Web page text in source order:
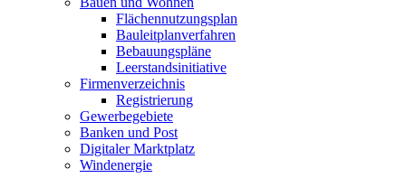
Flächennutzungsplan
Bauleitplanverfahren
Bebauungspläne
Leerstandsinitiative
Firmenverzeichnis
Registrierung
Gewerbegebiete
Banken und Post
Digitaler Marktplatz
Windenergie